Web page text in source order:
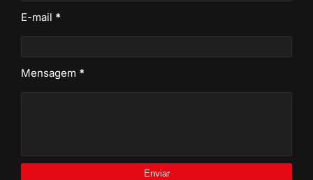
E-mail *
Mensagem *